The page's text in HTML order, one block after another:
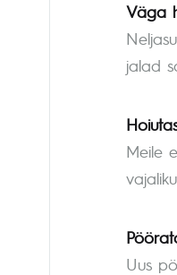
Väga
jalad
Meile
Uus